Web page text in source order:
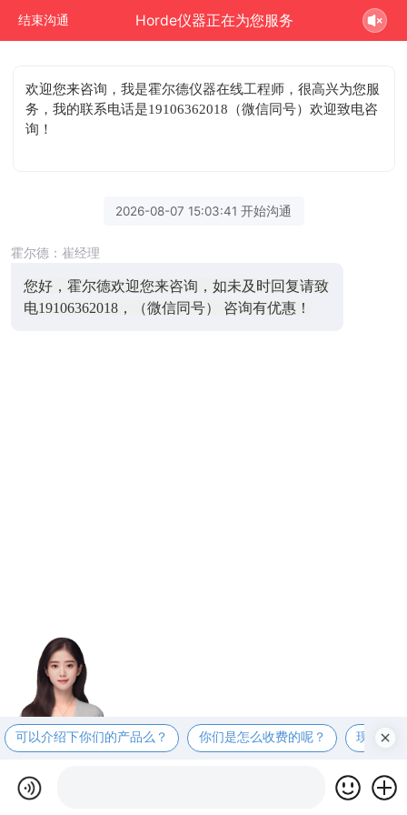
结束沟通 Horde仪器正在为您服务
欢迎您来咨询 ，我是霍尔德仪器在线工程师，很高兴为您服
务，我的联系电话是19106362018（微信同号）欢迎致电咨
询！
2026-08-07 15:03:41 开始沟通
霍尔德：崔经理
您好，霍尔德欢迎您来咨询，如未及时回复请致
电19106362018，（微信同号） 咨询有优惠！
可以介绍下你们的产品么？ 你们是怎么收费的呢？ 现在有